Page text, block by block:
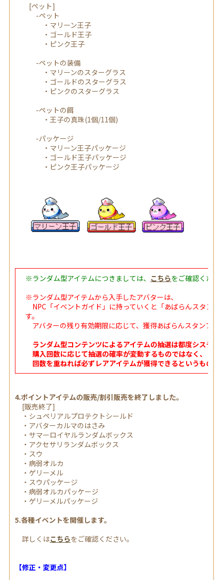
[ペット]
-ペット
・マリーン王子
・ゴールド王子
・ピンク王子
-ペットの装備
・マリーンのスターグラス
・ゴールドのスターグラス
・ピンクのスターグラス
-ペットの餌
・王子の真珠(1個/11個)
-パッケージ
・マリーン王子パッケージ
・ゴールド王子パッケージ
・ピンク王子パッケージ
※ランダム型アイテムにつきましては、 こちらをご確認くださ
※ランダム型アイテムから入手したアバターは、
NPC「イベントガイド」に持っていくと「あばらんスタンプ
す。
アバターの残り有効期限に応じて、獲得あばらんスタンプの
ランダム型コンテンツによるアイテムの抽選は都度システム
購入回数に応じて抽選の確率が変動するものではなく、
回数を重ねれば必ずレアアイテムが獲得できるというもので
4.ポイントアイテムの販売/割引販売を終了しました。
[販売終了]
・シュペリアルプロテクトシールド
・アバターカルマのはさみ
・サマーロイヤルランダムボックス
・アクセサリランダムボックス
・スウ
・病弱オルカ
・ゲリーメル
・スウパッケージ
・病弱オルカパッケージ
・ゲリーメルパッケージ
5.各種イベントを開催します。
詳しくはこちらをご確認ください。
【修正・変更点】